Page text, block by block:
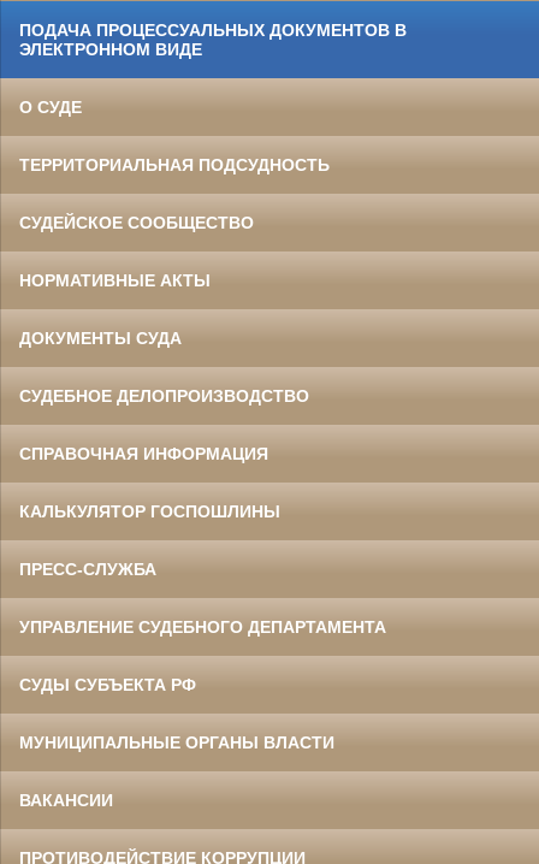
ПОДАЧА ПРОЦЕССУАЛЬНЫХ ДОКУМЕНТОВ В
ЭЛЕКТРОННОМ ВИДЕ
О СУДЕ
ТЕРРИТОРИАЛЬНАЯ ПОДСУДНОСТЬ
СУДЕЙСКОЕ СООБЩЕСТВО
НОРМАТИВНЫЕ АКТЫ
ДОКУМЕНТЫ СУДА
СУДЕБНОЕ ДЕЛОПРОИЗВОДСТВО
СПРАВОЧНАЯ ИНФОРМАЦИЯ
КАЛЬКУЛЯТОР ГОСПОШЛИНЫ
ПРЕСС-СЛУЖБА
УПРАВЛЕНИЕ СУДЕБНОГО ДЕПАРТАМЕНТА
СУДЫ СУБЪЕКТА РФ
МУНИЦИПАЛЬНЫЕ ОРГАНЫ ВЛАСТИ
ВАКАНСИИ
ПРОТИВОДЕЙСТВИЕ КОРРУПЦИИ